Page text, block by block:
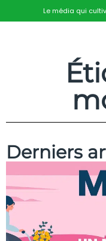
Le média qui
Derniers